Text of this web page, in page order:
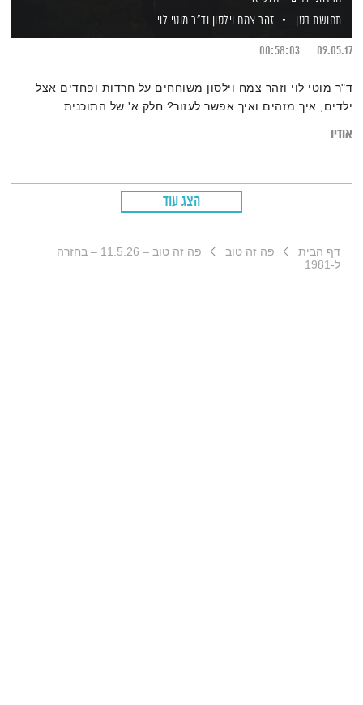
תחושת בטן
זהר צמח וילסון וד"ר מוטי לוי
09.05.17
00:58:03
ד"ר מוטי לוי וזהר צמח וילסון משוחחים על חרדות ופחדים אצל
ילדים, איך מזהים ואיך אפשר לעזור? חלק א' של התוכנית.
אודיו
הצג עוד
דף הבית פה זה טוב
פה זה טוב – 11.5.26 – בחזרה
ל-1981